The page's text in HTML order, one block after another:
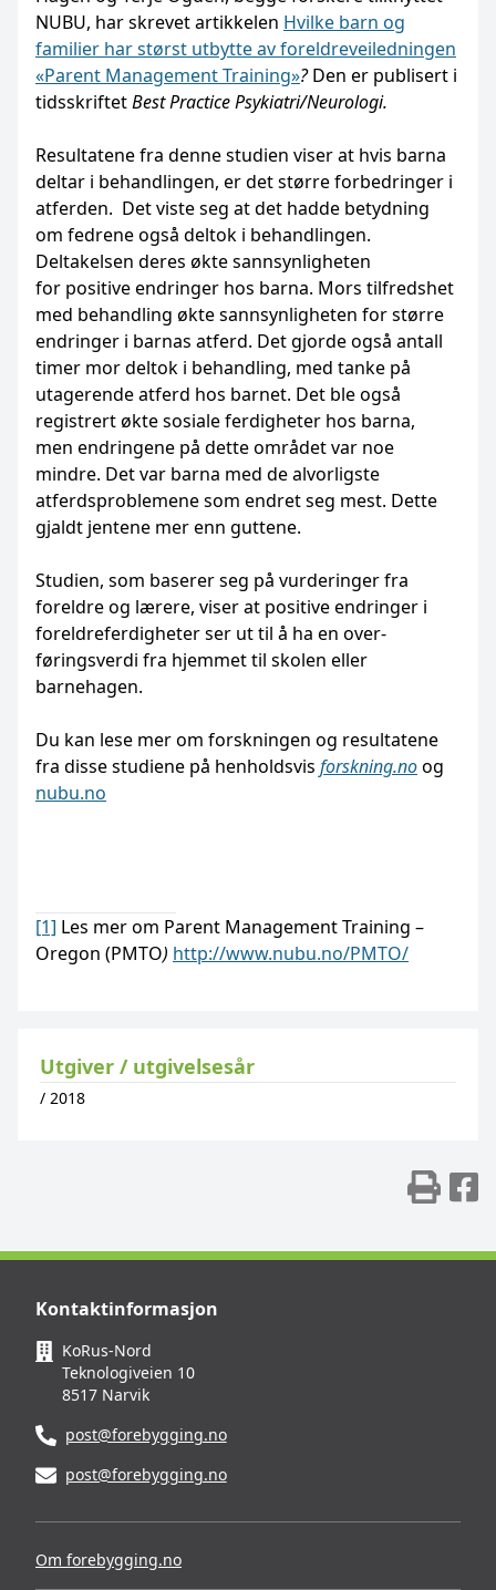
NUBU, har skrevet artikkelen Hvilke barn og
familier har størst utbytte av foreldreveiledningen
«Parent Management Training»?Den er publisert i
tidsskriftetBest Practice Psykiatri/Neurologi.
Resultatene fra denne studien viser at hvis barna
deltar i behandlingen, er det større forbedringer i
atferden. Det viste seg at det hadde betydning
om fedrene også deltok i behandlingen.
Deltakelsen deres økte sannsynligheten
for positive endringer hos barna. Mors tilfredshet
med behandling økte sannsynligheten for større
endringer i barnas atferd. Det gjorde også antall
timer mor deltok i behandling, med tanke på
utagerende atferd hos barnet. Det ble også
registrert økte sosiale ferdigheter hos barna,
men endringene på dette området var noe
mindre. Det var barna med de alvorligste
atferdsproblemene som endret seg mest. Dette
gjaldt jentene mer enn guttene.
Studien, som baserer seg på vurderinger fra
foreldre og lærere, viser at positive endringer i
foreldreferdigheter ser ut til å ha en over­
føringsverdi fra hjemmet til skolen eller
barnehagen.
Du kan lese mer om forskningen og resultatene
fra disse studiene på henholdsvis forskning.noog
nubu.no
[1] Les mer om Parent Management Training –
Oregon (PMTO) http://www.nubu.no/PMTO/
Utgiver / utgivelsesår
/ 2018
Kontaktinformasjon
KoRus-Nord
Teknologiveien 10
8517 Narvik
post@forebygging.no
post@forebygging.no
Om forebygging.no